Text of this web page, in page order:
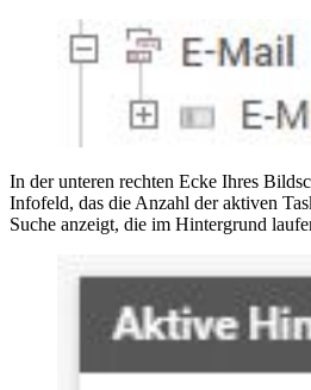
In der unteren rechten Ecke Ihres
Infofeld, das die Anzahl der aktiven
Suche anzeigt, die im Hintergrund